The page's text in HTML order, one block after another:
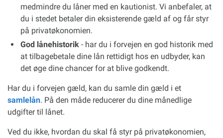
medmindre du låner med en kautionist. Vi anbefaler, at
du i stedet betaler din eksisterende gæld af og får styr
på privatøkonomien.
God lånehistorik - har du i forvejen en god historik med
at tilbagebetale dine lån rettidigt hos en udbyder, kan
det øge dine chancer for at blive godkendt.
Har du i forvejen gæld, kan du samle din gæld i et
samlelån. På den måde reducerer du dine månedlige
udgifter til lånet.
Ved du ikke, hvordan du skal få styr på privatøkonomien,